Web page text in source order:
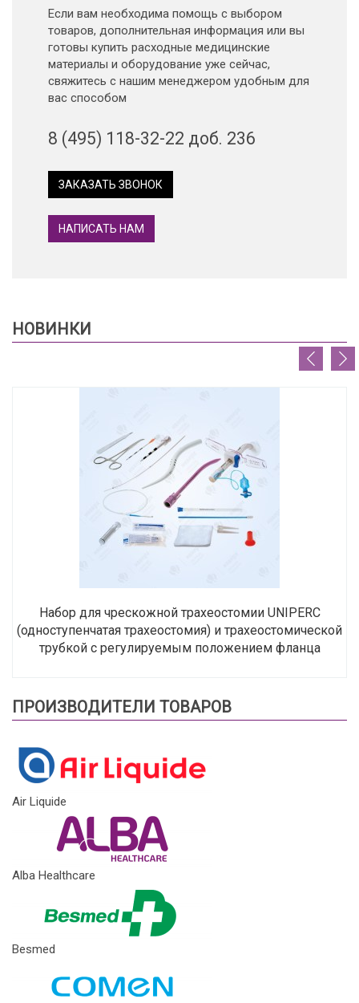
Если вам необходима помощь с выбором
товаров, дополнительная информация или вы
готовы купить расходные медицинские
материалы и оборудование уже сейчас,
свяжитесь с нашим менеджером удобным для
вас способом
8 (495) 118-32-22 доб. 236
ЗАКАЗАТЬ ЗВОНОК
НАПИСАТЬ НАМ
НОВИНКИ
Набор для чрескожной трахеостомии UNIPERC
(одноступенчатая трахеостомия) и трахеостомической
трубкой с регулируемым положением фланца
ПРОИЗВОДИТЕЛИ ТОВАРОВ
Air Liquide
Alba Healthcare
Besmed